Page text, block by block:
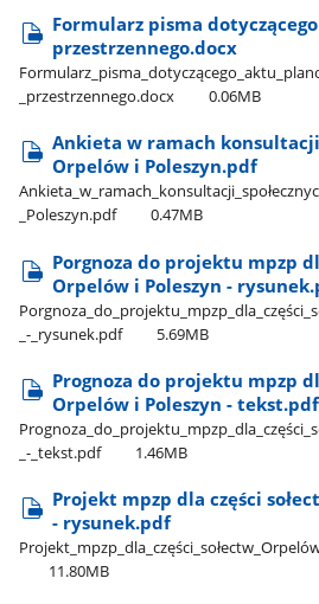
Formularz pisma
przestrzennego.docx
_przestrzennego.docx
0.06MB
Ankieta w ramach konsultacji
Orpelów i Poleszyn.pdf
_Poleszyn.pdf
0.47MB
Porgnoza do projektu mpzp
Orpelów i Poleszyn -
_-​_rysunek.pdf
5.69MB
Prognoza do projektu mpzp
Orpelów i Poleszyn - tekst.pdf
_-​_tekst.pdf
1.46MB
Projekt mpzp dla części
- rysunek.pdf
11.80MB